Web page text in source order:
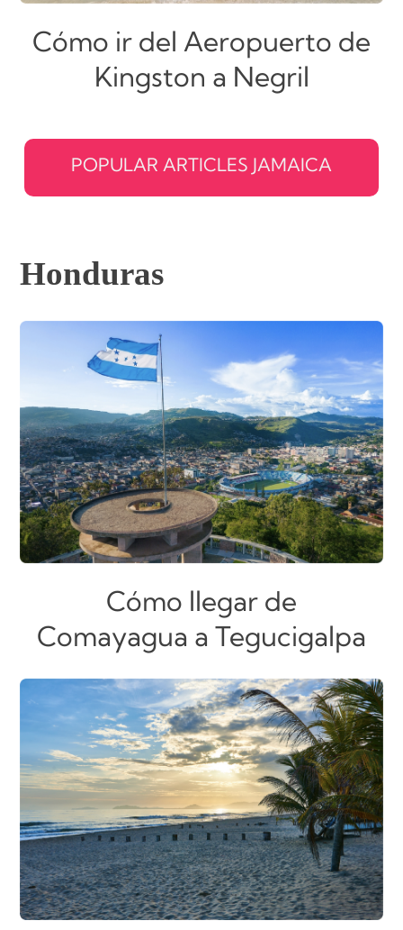
Cómo ir del Aeropuerto de
Kingston a Negril
POPULAR ARTICLES JAMAICA
Honduras
Cómo llegar de
Comayagua a Tegucigalpa